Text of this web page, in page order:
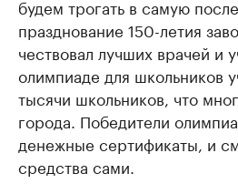
будем трогать в самую
празднование 150-летия
чествовал лучших врачей и
олимпиаде для школьников
тысячи школьников, что
города. Победители
денежные сертификаты, и
средства сами.